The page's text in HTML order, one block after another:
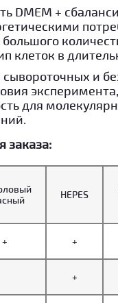
DMEM +
клеток в
сывороточных и
для
заказа:
HEPES
+ +
+